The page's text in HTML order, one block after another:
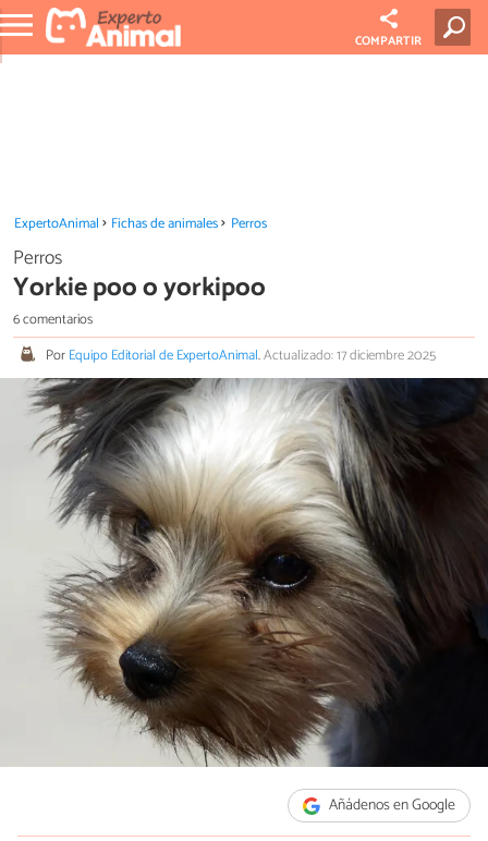
COMPARTIR
ExpertoAnimal Fichas de animales Perros
Perros
Yorkie poo o yorkipoo
6 comentarios
PorEquipo Editorial de ExpertoAnimal.Actualizado: 17 diciembre 2025
Añádenos en Google